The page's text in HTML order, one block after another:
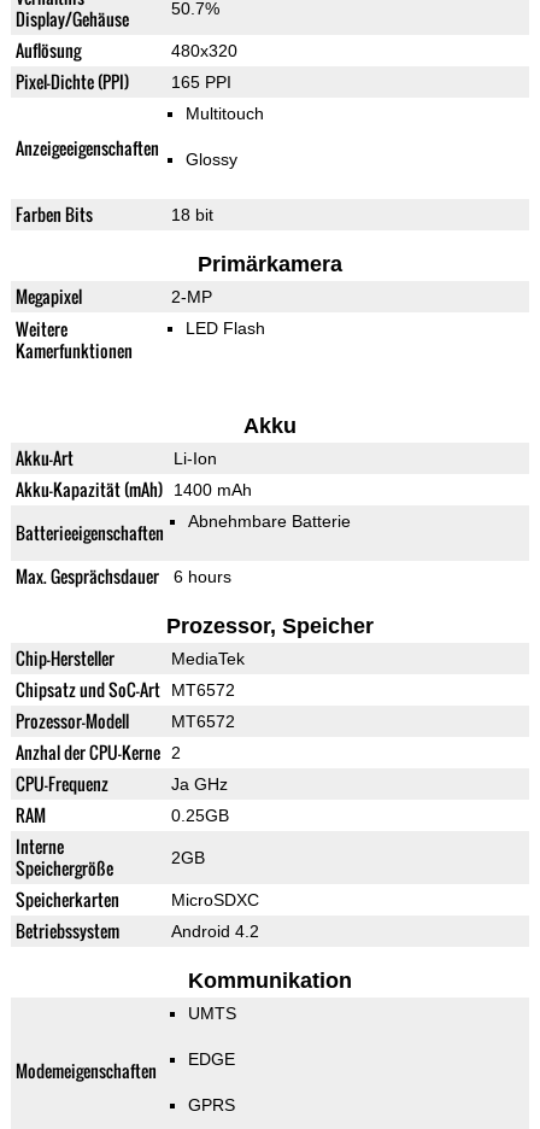
Display/Gehäuse
50.7%
Auflösung 480x320
Pixel-Dichte (PPI) 165 PPI
Anzeigeeigenschaften
Multitouch
Glossy
Farben Bits 18 bit
Primärkamera
Megapixel 2-MP
Weitere
Kamerfunktionen
LED Flash
Akku
Akku-Art Li-Ion
Akku-Kapazität (mAh) 1400 mAh
Batterieeigenschaften Abnehmbare Batterie
Max. Gesprächsdauer 6 hours
Prozessor, Speicher
Chip-Hersteller MediaTek
Chipsatz und SoC-Art MT6572
Prozessor-Modell MT6572
Anzhal der CPU-Kerne 2
CPU-Frequenz Ja GHz
RAM 0.25GB
Interne
Speichergröße
2GB
Speicherkarten MicroSDXC
Betriebssystem Android 4.2
Kommunikation
Modemeigenschaften
UMTS
EDGE
GPRS